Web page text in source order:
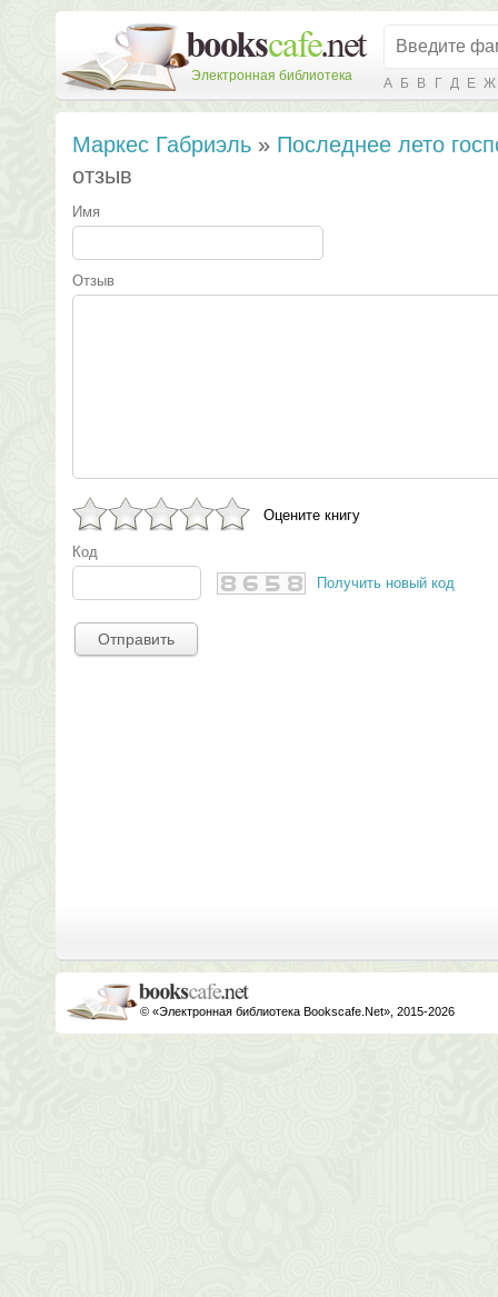
Электронная библиотека А Б В Г Д Е Ж
Маркес Габриэль » Последнее лето
отзыв
Имя
Отзыв
Оцените книгу
Код
Получить новый код
Отправить
© «Электронная библиотека Bookscafe.Net», 2015-2026